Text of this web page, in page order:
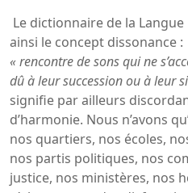
Le dictionnaire de la
ainsi le concept dissonance :
« rencontre de sons qui ne
dû à leur succession ou à leur
signifie par ailleurs
d’harmonie. Nous n’avons
nos quartiers, nos écoles,
nos partis politiques, nos
justice, nos ministères, nos